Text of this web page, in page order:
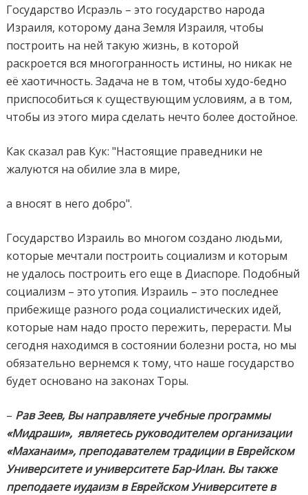
Государство Исраэль – это государство народа
Израиля, которому дана Земля Израиля, чтобы
построить на ней такую жизнь, в которой
раскроется вся многогранность истины, но никак не
её хаотичность. Задача не в том, чтобы худо-бедно
приспособиться к существующим условиям, а в том,
чтобы из этого мира сделать нечто более достойное.
Как сказал рав Кук: "Настоящие праведники не
жалуются на обилие зла в мире,
а вносят в него добро".
Государство Израиль во многом создано людьми,
которые мечтали построить социализм и которым
не удалось построить его еще в Диаспоре. Подобный
социализм – это утопия. Израиль – это последнее
прибежище разного рода социалистических идей,
которые нам надо просто пережить, перерасти. Мы
сегодня находимся в состоянии болезни роста, но мы
обязательно вернемся к тому, что наше государство
будет основано на законах Торы.
– Рав Зеев, Вы направляете учебные программы
«Мидраши», являетесь руководителем организации
«Маханаим», преподавателем традиции в Еврейском
Университете и университете Бар-Илан. Вы также
преподаете иудаизм в Еврейском Университете в